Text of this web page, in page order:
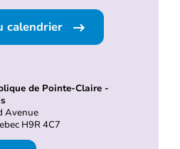
calendrier
de Pointe-Claire -
Avenue
H9R 4C7